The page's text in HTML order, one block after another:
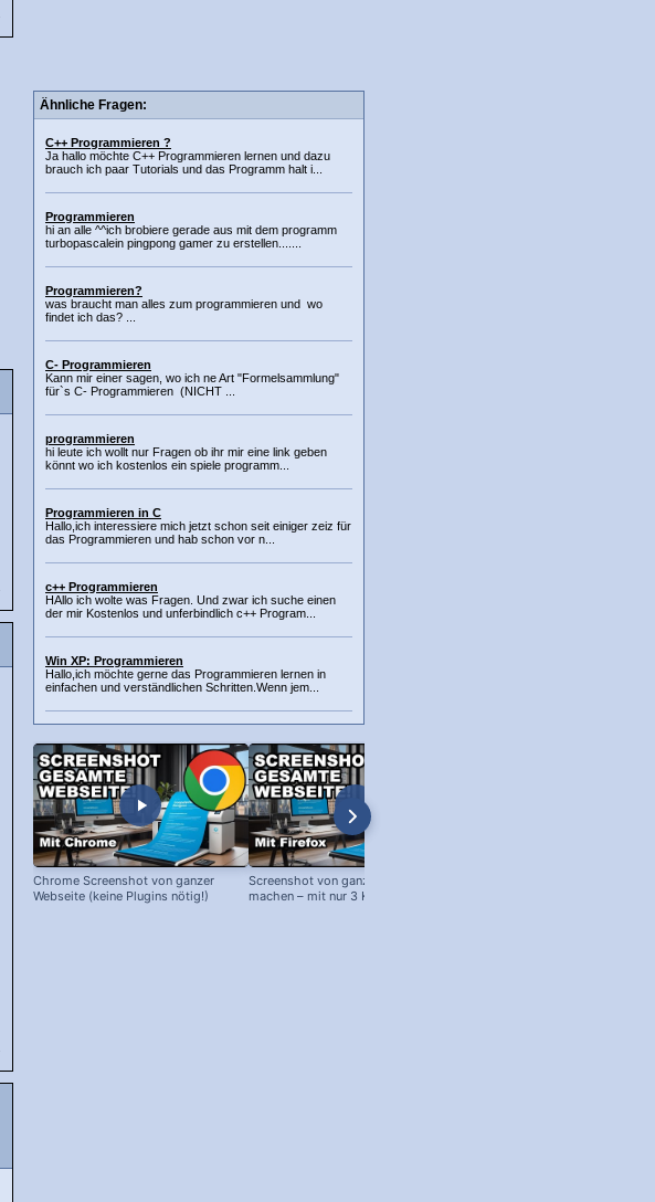
Ähnliche Fragen:
C++ Programmieren ?
Ja hallo möchte C++ Programmieren lernen und dazu
brauch ich paar Tutorials und das Programm halt i...
Programmieren
hi an alle ^^ich brobiere gerade aus mit dem programm
turbopascalein pingpong gamer zu erstellen.......
Programmieren?
was braucht man alles zum programmieren und wo
findet ich das? ...
C- Programmieren
Kann mir einer sagen, wo ich ne Art "Formelsammlung"
für`s C- Programmieren (NICHT ...
programmieren
hi leute ich wollt nur Fragen ob ihr mir eine link geben
könnt wo ich kostenlos ein spiele programm...
Programmieren in C
Hallo,ich interessiere mich jetzt schon seit einiger zeiz für
das Programmieren und hab schon vor n...
c++ Programmieren
HAllo ich wolte was Fragen. Und zwar ich suche einen
der mir Kostenlos und unferbindlich c++ Program...
Win XP: Programmieren
Hallo,ich möchte gerne das Programmieren lernen in
einfachen und verständlichen Schritten.Wenn jem...
Chrome Screenshot von ganzer
Webseite (keine Plugins nötig!)
Screenshot von ganzer Webseite
machen – mit nur 3 Klicks!